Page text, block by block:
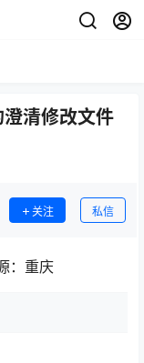
清修改文件
关注 私信
：重庆